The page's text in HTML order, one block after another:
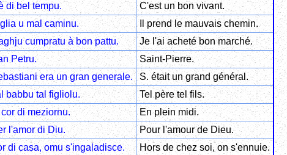
di bel tempu.
C'est un bon vivant.
u mal caminu.
Il prend le mauvais chemin.
cumpratu à bon pattu.
Je l'ai acheté bon marché.
Petru.
Saint-Pierre.
era un gran generale.
S. était un grand général.
babbu tal figliolu.
Tel père tel fils.
cor di meziornu.
En plein midi.
l'amor di Diu.
Pour l'amour de Dieu.
di casa, omu s'ingaladisce.
Hors de chez soi, on s'ennuie.